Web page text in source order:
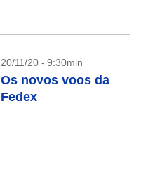
20/11/20 - 9:30min
Os novos voos da
Fedex